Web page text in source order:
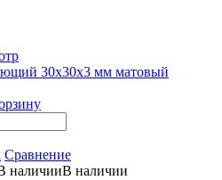
30х30х3 мм матовый
Сравнение
В наличии